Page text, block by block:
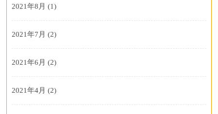
2021年8月 (1)
2021年7月 (2)
2021年6月 (2)
2021年4月 (2)